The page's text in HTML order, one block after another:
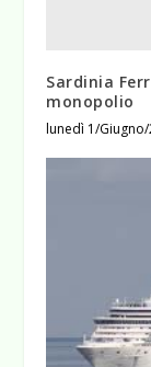
Sardinia
monopolio
lunedì 1/